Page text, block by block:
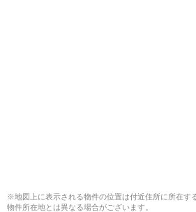
※地図上に表示される物件の位置は付近住所に所在す
物件所在地とは異なる場合がございます。